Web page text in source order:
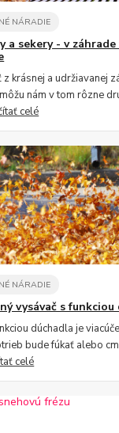
NÁRADIE
a sekery - v záhrade
krásnej a udržiavanej
nám v tom rôzne
celé
NÁRADIE
vysávač s funkciou
dúchadla je
bude fúkať alebo
celé